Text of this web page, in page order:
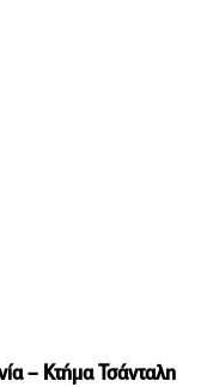
– Κτήμα Τσάνταλη